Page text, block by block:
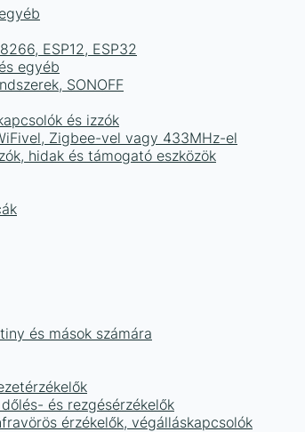
ESP12, ESP32
egyéb
SONOFF
és izzók
Zigbee-vel vagy 433MHz-el
hidak és támogató eszközök
és mások számára
és rezgésérzékelők
érzékelők, végálláskapcsolók